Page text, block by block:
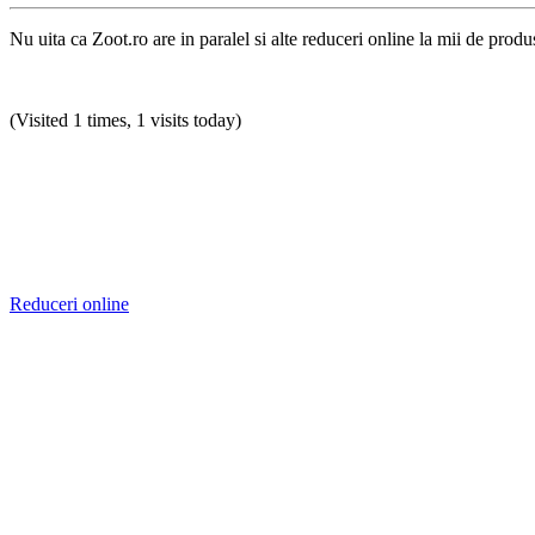
Nu uita ca Zoot.ro are in paralel si alte reduceri online la mii de
(Visited 1 times, 1 visits today)
Reduceri online